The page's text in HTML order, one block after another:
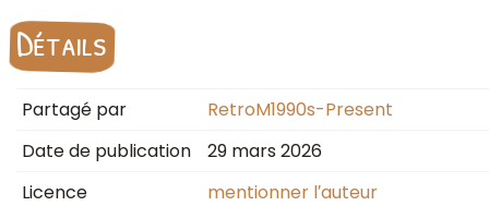
Détails
Partagé par
RetroM1990s-Present
Date de publication
29 mars 2026
Licence
mentionner l′auteur